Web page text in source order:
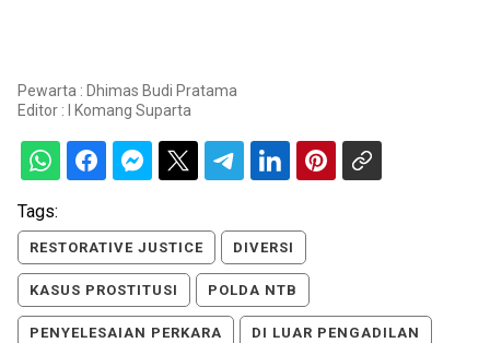
Pewarta : Dhimas Budi Pratama
Editor :
I Komang Suparta
Tags:
RESTORATIVE JUSTICE DIVERSI
KASUS PROSTITUSI POLDA NTB
PENYELESAIAN PERKARA DI LUAR PENGADILAN